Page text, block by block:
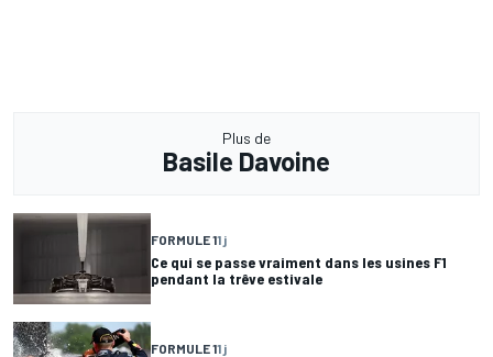
Plus de
Basile Davoine
FORMULE 11 j
Ce qui se passe vraiment dans les usines F1
pendant la trêve estivale
FORMULE 11 j